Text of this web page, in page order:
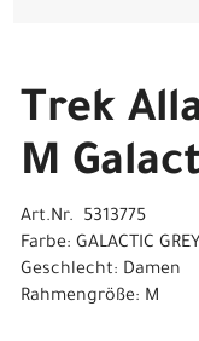
Trek
M
Art.Nr. 5313775
Farbe: GALACTIC GREY
Geschlecht: Damen
Rahmengröße: M